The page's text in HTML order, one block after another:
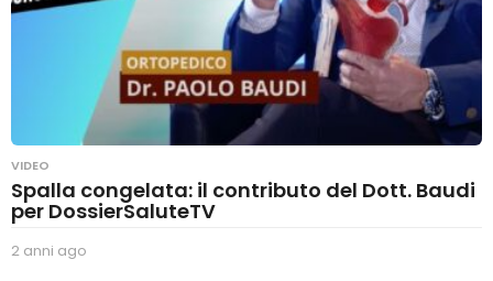
VIDEO
Spalla congelata: il contributo del Dott. Baudi
per DossierSaluteTV
2 anni ago